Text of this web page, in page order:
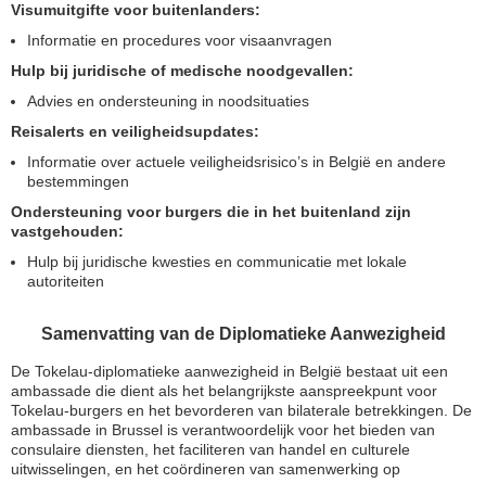
Visumuitgifte voor buitenlanders:
Informatie en procedures voor visaanvragen
Hulp bij juridische of medische noodgevallen:
Advies en ondersteuning in noodsituaties
Reisalerts en veiligheidsupdates:
Informatie over actuele veiligheidsrisico’s in België en andere
bestemmingen
Ondersteuning voor burgers die in het buitenland zijn
vastgehouden:
Hulp bij juridische kwesties en communicatie met lokale
autoriteiten
Samenvatting van de Diplomatieke Aanwezigheid
De Tokelau-diplomatieke aanwezigheid in België bestaat uit een
ambassade die dient als het belangrijkste aanspreekpunt voor
Tokelau-burgers en het bevorderen van bilaterale betrekkingen. De
ambassade in Brussel is verantwoordelijk voor het bieden van
consulaire diensten, het faciliteren van handel en culturele
uitwisselingen, en het coördineren van samenwerking op